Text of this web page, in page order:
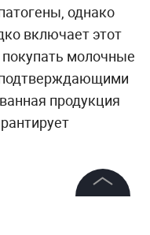
однако
включает этот
покупать молочные
подтверждающими
продукция